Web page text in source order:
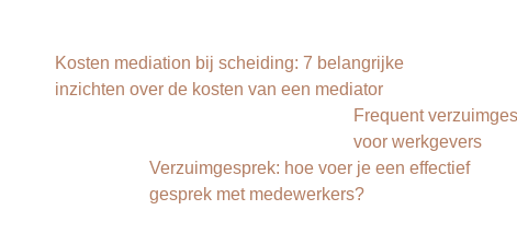
Kosten mediation bij scheiding: 7 belangrijke
inzichten over de kosten van een mediator
Frequent
voor werkgevers
Verzuimgesprek: hoe voer je een effectief
gesprek met medewerkers?